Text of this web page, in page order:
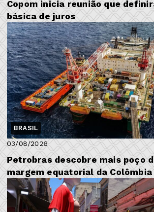
Copom inicia reunião que
básica de juros
BRASIL
03/08/2026
Petrobras descobre mais poço
margem equatorial da Colômbia